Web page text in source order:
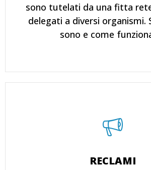
sono tutelati da una fitta
delegati a diversi organismi.
sono e come
RECLAMI